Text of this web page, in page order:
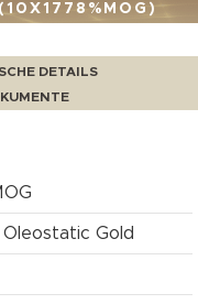
DETAILS
Gold